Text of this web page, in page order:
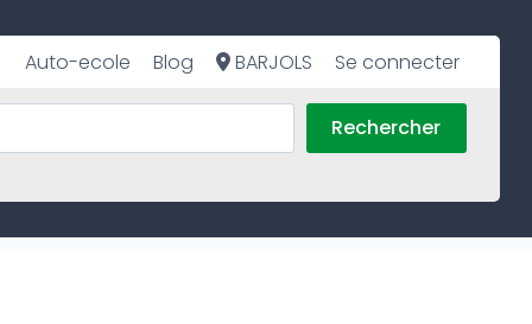
Auto-ecole Blog BARJOLS Se connecter
Rechercher